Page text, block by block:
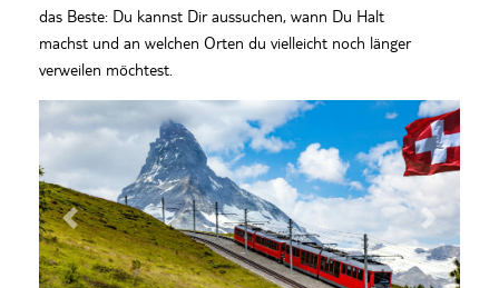
das Beste: Du kannst Diraussuchen, wann Du Halt
machst und an welchen Orten du vielleicht noch länger
verweilen möchtest
Previous Next